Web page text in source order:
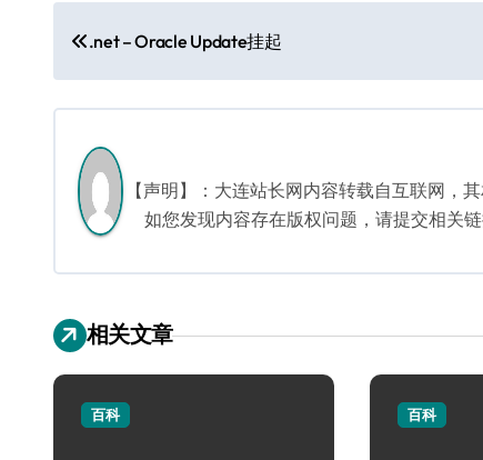
文
章
导
航
.net – Oracle Update挂起
【声明】：大连站长网内容转载自互联网，
如您发现内容存在版权问题，请提交相关
相关文章
百科 百科